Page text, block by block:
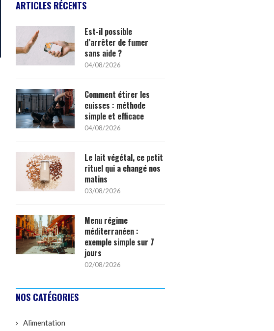
ARTICLES RÉCENTS
Est-il possible
d’arrêter de fumer
sans aide ?
04/08/2026
Comment étirer les
cuisses : méthode
simple et efficace
04/08/2026
Le lait végétal, ce petit
rituel qui a changé nos
matins
03/08/2026
Menu régime
méditerranéen :
exemple simple sur 7
jours
02/08/2026
NOS CATÉGORIES
Alimentation